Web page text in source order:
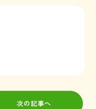
次の記事へ